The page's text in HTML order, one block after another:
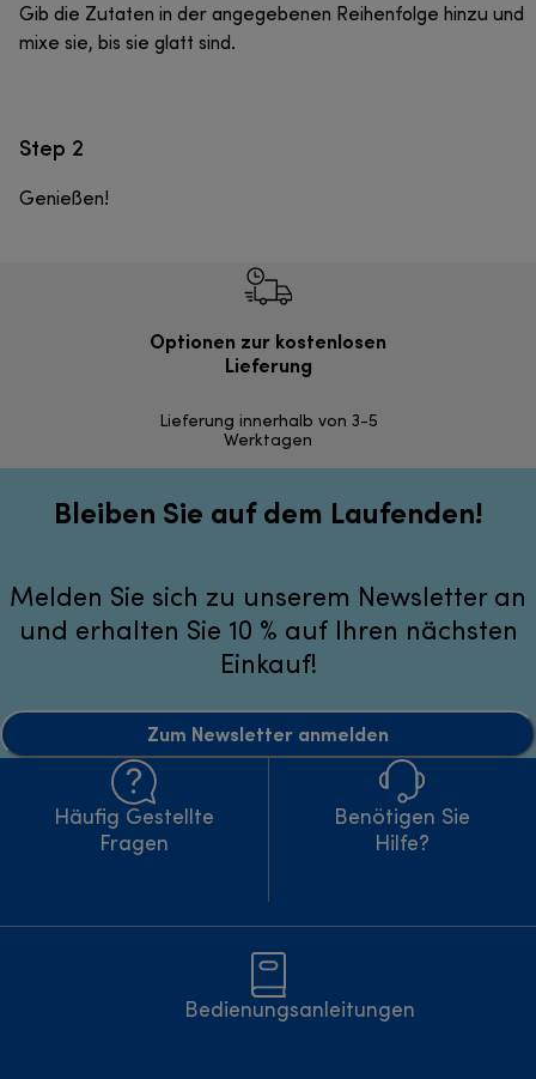
Gib die Zutaten in der angegebenen Reihenfolge hinzu und
mixe sie, bis sie glatt sind.
Step 2
Genießen!
Optionen zur kostenlosen
Lieferung
Lieferung innerhalb von 3-5
Werktagen
Bleiben Sie auf dem Laufenden!
Melden Sie sich zu unserem Newsletter an
und erhalten Sie 10 % auf Ihren nächsten
Einkauf!
Zum Newsletter anmelden
Häufig Gestellte
Fragen
Benötigen Sie
Hilfe?
Bedienungsanleitungen